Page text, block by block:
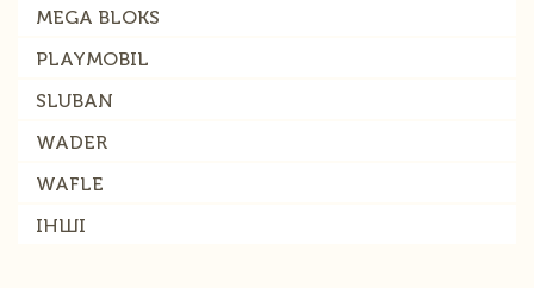
MEGA BLOKS
PLAYMOBIL
SLUBAN
WADER
WAFLE
ІНШІ